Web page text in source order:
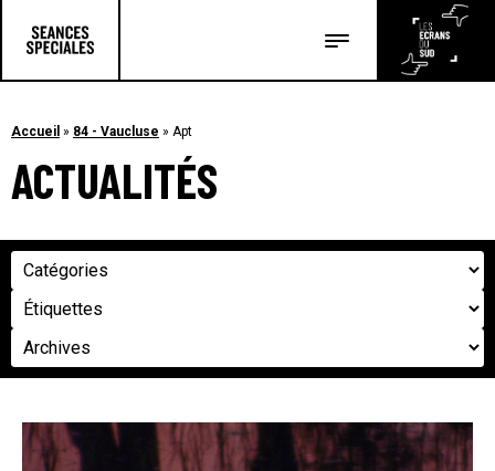
Les articles
Accueil » 84 - Vaucluse » Apt
ACTUALITÉS